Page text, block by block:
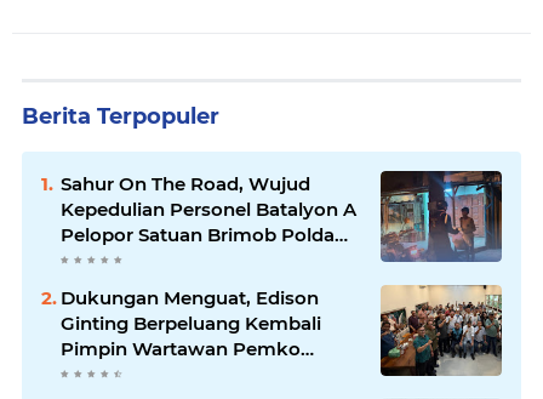
Berita Terpopuler
Sahur On The Road, Wujud
Kepedulian Personel Batalyon A
Pelopor Satuan Brimob Polda
Sumut di Dini Hari Ramadhan
Dukungan Menguat, Edison
Ginting Berpeluang Kembali
Pimpin Wartawan Pemko
Medan